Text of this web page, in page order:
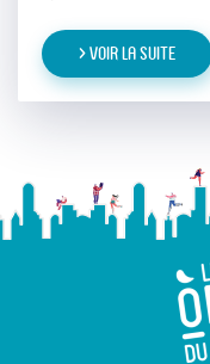
> Voir la suite